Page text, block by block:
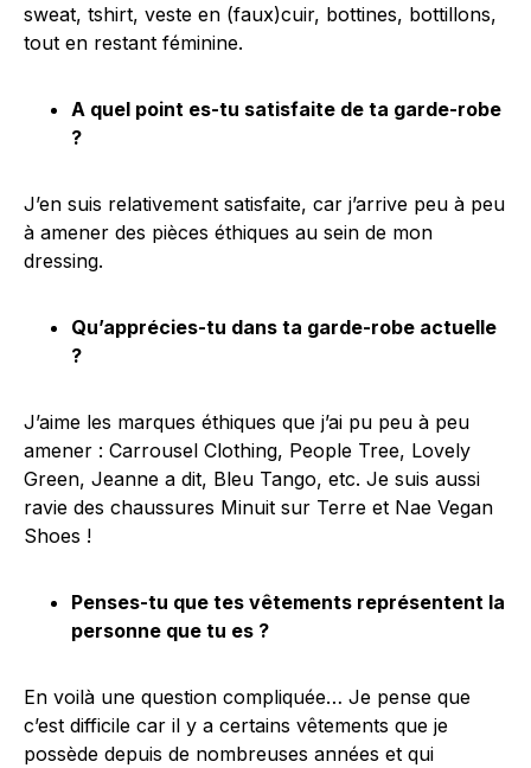
sweat, tshirt, veste en (faux)cuir, bottines, bottillons,
tout en restant féminine.
A quel point es-tu satisfaite de ta garde-robe
?
J’en suis relativement satisfaite, car j’arrive peu à peu
à amener des pièces éthiques au sein de mon
dressing.
Qu’apprécies-tu dans ta garde-robe actuelle
?
J’aime les marques éthiques que j’ai pu peu à peu
amener : Carrousel Clothing, People Tree, Lovely
Green, Jeanne a dit, Bleu Tango, etc. Je suis aussi
ravie des chaussures Minuit sur Terre et Nae Vegan
Shoes !
Penses-tu que tes vêtements représentent la
personne que tu es ?
En voilà une question compliquée… Je pense que
c’est difficile car il y a certains vêtements que je
possède depuis de nombreuses années et qui